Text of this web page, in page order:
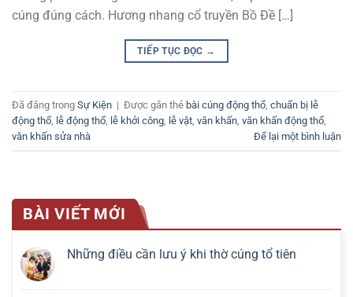
cúng đúng cách. Hương nhang cổ truyền Bồ Đề […]
TIẾP TỤC ĐỌC →
Đã đăng trong Sự Kiện | Được gắn thẻ bài cúng động thổ chuẩn bị lễ
động thổ lễ động thổ lễ khởi công lễ vật văn khấn văn khấn động thổ
văn khấn sửa nhà
Để lại một bình luận
BÀI VIẾT MỚI
Những điều cần lưu ý khi thờ cúng tổ tiên